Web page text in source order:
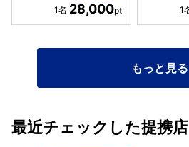
28,000
もっと見る
最近チェックした提携店